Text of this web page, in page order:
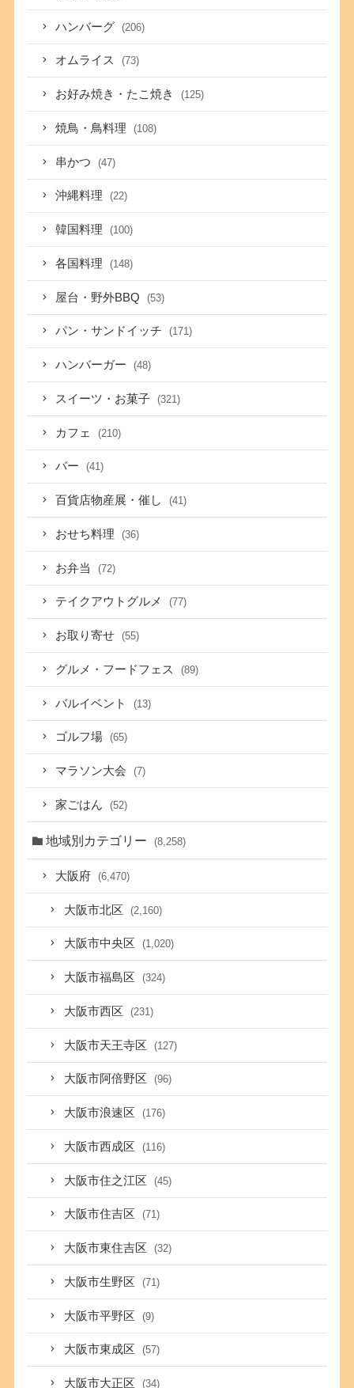
ハンバーグ (206)
オムライス (73)
お好み焼き・たこ焼き (125)
焼鳥・鳥料理 (108)
串かつ (47)
沖縄料理 (22)
韓国料理 (100)
各国料理 (148)
屋台・野外BBQ (53)
パン・サンドイッチ (171)
ハンバーガー (48)
スイーツ・お菓子 (321)
カフェ (210)
バー (41)
百貨店物産展・催し (41)
おせち料理 (36)
お弁当 (72)
テイクアウトグルメ (77)
お取り寄せ (55)
グルメ・フードフェス (89)
バルイベント (13)
ゴルフ場 (65)
マラソン大会 (7)
家ごはん (52)
地域別カテゴリー (8,258)
大阪府 (6,470)
大阪市北区 (2,160)
大阪市中央区 (1,020)
大阪市福島区 (324)
大阪市西区 (231)
大阪市天王寺区 (127)
大阪市阿倍野区 (96)
大阪市浪速区 (176)
大阪市西成区 (116)
大阪市住之江区 (45)
大阪市住吉区 (71)
大阪市東住吉区 (32)
大阪市生野区 (71)
大阪市平野区 (9)
大阪市東成区 (57)
大阪市大正区 (34)